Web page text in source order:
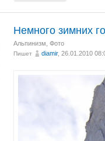
Немного зимних
Альпинизм Фото
Пишет diamir, 26.01.2010